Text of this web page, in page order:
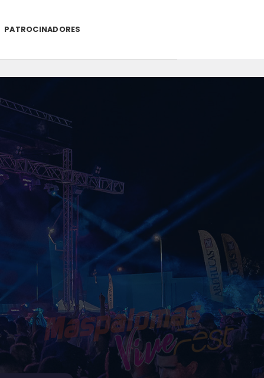
PATROCINADORES